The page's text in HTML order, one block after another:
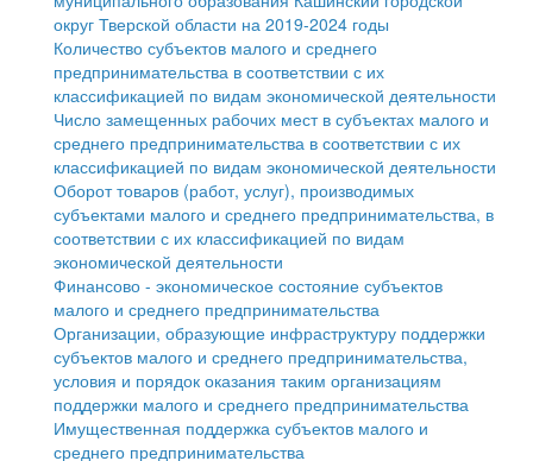
Образование
Здравоохранение
Социальная защита
Фотоальбом
Работа с обращениями граждан
Муниципальный контроль
Муниципальные услуги
Проекты административных регламентов
Антимонопольный комплаенс
Противодействие коррупции
Имущественная поддержка субъектов малого и
среднего предпринимательства
Информационная поддержка субъектов малого и
среднего предпринимательства
Муниципальные программы
Контрольно-счетная палата
Персональные данные
Оценка регулирующего воздействия
Деятельность МУ
округ Тверской области на 2019-2024 годы
Количество субъектов малого и среднего
предпринимательства в соответствии с их
классификацией по видам экономической деятельности
Число замещенных рабочих мест в субъектах малого и
среднего предпринимательства в соответствии с их
классификацией по видам экономической деятельности
Оборот товаров (работ, услуг), производимых
субъектами малого и среднего предпринимательства, в
соответствии с их классификацией по видам
экономической деятельности
Финансово - экономическое состояние субъектов
малого и среднего предпринимательства
Организации, образующие инфраструктуру поддержки
субъектов малого и среднего предпринимательства,
условия и порядок оказания таким организациям
поддержки малого и среднего предпринимательства
Имущественная поддержка субъектов малого и
среднего предпринимательства